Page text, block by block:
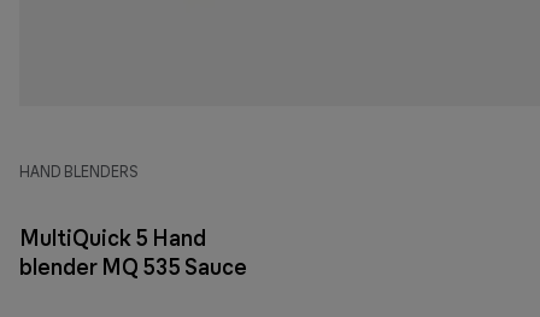
HAND BLENDERS
MultiQuick 5 Hand
blender MQ 535 Sauce